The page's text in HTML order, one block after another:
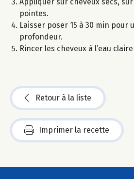
pointes.
Laisser poser 15 à 30 min pour
profondeur.
Rincer les cheveux à l’eau claire
Retour à la liste
Imprimer la recette